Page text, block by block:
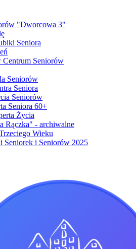
"Dworcowa 3"
Seniora
Seniorów
Seniorów
Seniora
Seniorów
Seniora 60+
Życia
Rączka" - archiwalne
Wieku
Seniorek i Seniorów 2025